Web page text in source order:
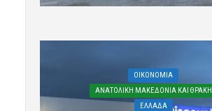
OIKONOMIA
ΑΝΑΤΟΛΙΚΗ ΜΑΚΕΔΟΝΙΑ ΚΑΙ ΘΡΑΚΗ
ΕΛΛΑΔΑ